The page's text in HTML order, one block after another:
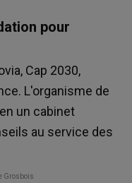
pour
Cap 2030,
L'organisme de
un cabinet
au service des
Grosbois